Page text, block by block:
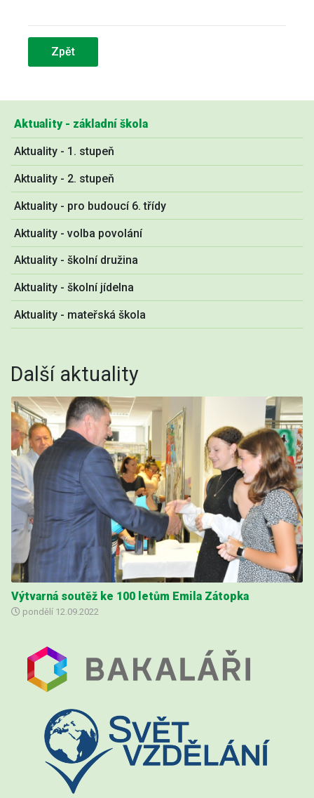
Aktuality - základní škola
Aktuality - 1. stupeň
Aktuality - 2. stupeň
Aktuality - pro budoucí 6. třídy
Aktuality - volba povolání
Aktuality - školní družina
Aktuality - školní jídelna
Aktuality - mateřská škola
Další aktuality
Výtvarná soutěž ke 100 letům Emila Zátopka
pondělí 12.09.2022
Zpět